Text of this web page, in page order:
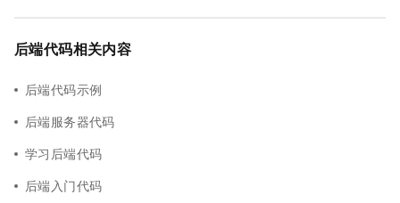
后端代码相关内容
后端代码示例
后端服务器代码
学习后端代码
后端入门代码